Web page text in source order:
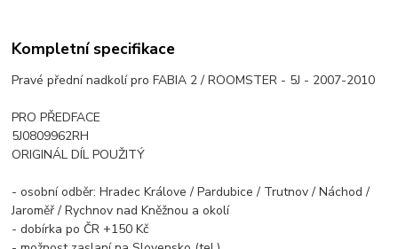
Kompletní specifikace
Pravé přední nadkolí pro FABIA 2 / ROOMSTER - 5J - 2007-2010
PRO PŘEDFACE
5J0809962RH
ORIGINÁL DÍL POUŽITÝ
- osobní odběr: Hradec Králove / Pardubice / Trutnov / Náchod /
Jaroměř / Rychnov nad Kněžnou a okolí
- dobírka po ČR +150 Kč